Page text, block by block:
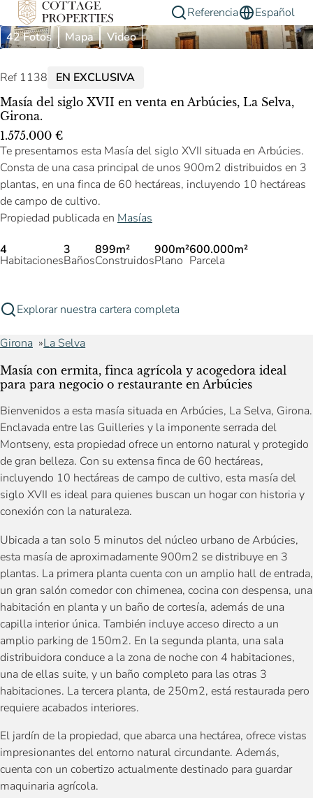
Referencia
Español
42 Fotos
Mapa Video
Ref 1138 EN EXCLUSIVA
Masía del siglo XVII en venta en Arbúcies, La Selva,
Girona.
1.575.000 €
Te presentamos esta Masía del siglo XVII situada en Arbúcies.
Consta de una casa principal de unos 900m2 distribuidos en 3
plantas, en una finca de 60 hectáreas, incluyendo 10 hectáreas
de campo de cultivo.
Propiedad publicada en Masías
4
Habitaciones
3
Baños
899m²
Construidos
900m²
Plano
600.000m²
Parcela
Explorar nuestra cartera completa
Girona La Selva
Masía con ermita, finca agrícola y acogedora ideal
para para negocio o restaurante en Arbúcies
Bienvenidos a esta masía situada en Arbúcies, La Selva, Girona.
Enclavada entre las Guilleries y la imponente serrada del
Montseny, esta propiedad ofrece un entorno natural y protegido
de gran belleza. Con su extensa finca de 60 hectáreas,
incluyendo 10 hectáreas de campo de cultivo, esta masía del
siglo XVII es ideal para quienes buscan un hogar con historia y
conexión con la naturaleza.
Ubicada a tan solo 5 minutos del núcleo urbano de Arbúcies,
esta masía de aproximadamente 900m2 se distribuye en 3
plantas. La primera planta cuenta con un amplio hall de entrada,
un gran salón comedor con chimenea, cocina con despensa, una
habitación en planta y un baño de cortesía, además de una
capilla interior única. También incluye acceso directo a un
amplio parking de 150m2. En la segunda planta, una sala
distribuidora conduce a la zona de noche con 4 habitaciones,
una de ellas suite, y un baño completo para las otras 3
habitaciones. La tercera planta, de 250m2, está restaurada pero
requiere acabados interiores.
El jardín de la propiedad, que abarca una hectárea, ofrece vistas
impresionantes del entorno natural circundante. Además,
cuenta con un cobertizo actualmente destinado para guardar
maquinaria agrícola.